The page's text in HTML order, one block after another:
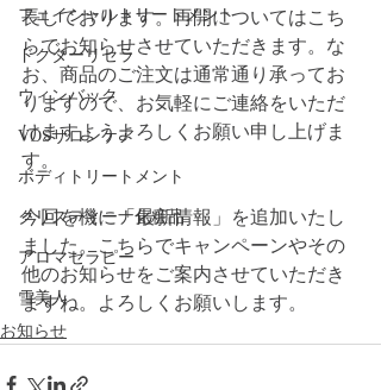
フェイシャルトリートメント
ドクターリセラ
ウィンバック
VOSサロンケア
ボディトリートメント
クリスティーナ化粧品
アロマセラピー
雪美人
長しております。再開についてはこち
らでお知らせさせていただきます。な
お、商品のご注文は通常通り承ってお
りますので、お気軽にご連絡をいただ
けますようよろしくお願い申し上げま
す。
今回を機に「最新情報」を追加いたし
ました。こちらでキャンペーンやその
他のお知らせをご案内させていただき
ますね。よろしくお願いします。
お知らせ